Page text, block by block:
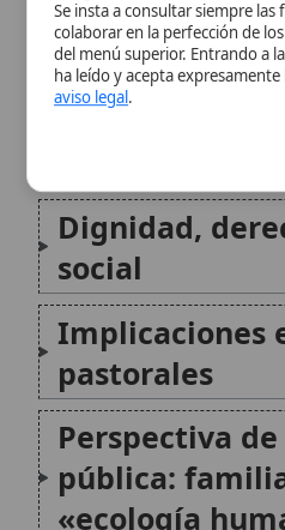
Implicaciones
pastorales
Perspectiva de
pública: familia,
«ecología
Conclusión
Citas y
Modificado el 17 de junio de 2026 •
artículo• Paq. Scorm (LMS) Sugerir
Imprimir artículo•Generar QR•
Ideología de género